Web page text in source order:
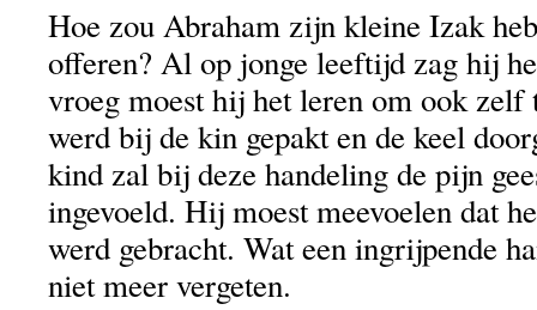
Hoe zou Abraham zijn kleine Izak
offeren? Al op jonge leeftijd zag hij
vroeg moest hij het leren om ook
werd bij de kin gepakt en de keel
kind zal bij deze handeling de pijn
ingevoeld. Hij moest meevoelen dat
werd gebracht. Wat een ingrijpende
niet meer vergeten.